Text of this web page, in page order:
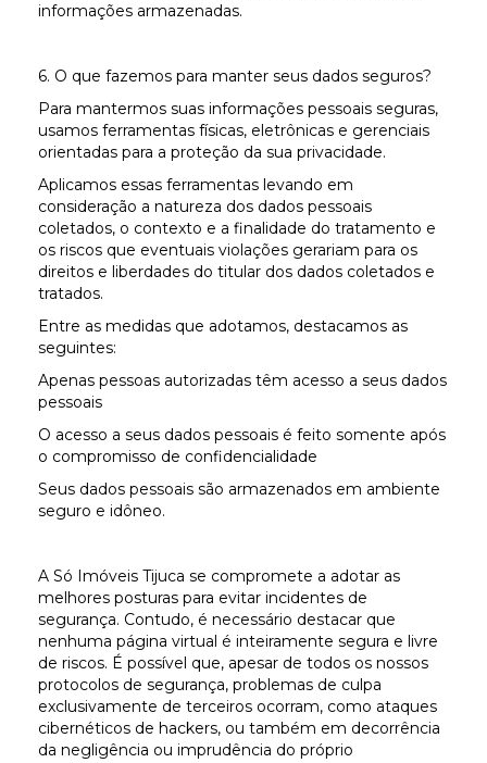
informações armazenadas.
6. O que fazemos para manter seus dados seguros?
Para mantermos suas informações pessoais seguras,
usamos ferramentas físicas, eletrônicas e gerenciais
orientadas para a proteção da sua privacidade.
Aplicamos essas ferramentas levando em
consideração a natureza dos dados pessoais
coletados, o contexto e a finalidade do tratamento e
os riscos que eventuais violações gerariam para os
direitos e liberdades do titular dos dados coletados e
tratados.
Entre as medidas que adotamos, destacamos as
seguintes:
Apenas pessoas autorizadas têm acesso a seus dados
pessoais
O acesso a seus dados pessoais é feito somente após
o compromisso de confidencialidade
Seus dados pessoais são armazenados em ambiente
seguro e idôneo.
A Só Imóveis Tijuca se compromete a adotar as
melhores posturas para evitar incidentes de
segurança. Contudo, é necessário destacar que
nenhuma página virtual é inteiramente segura e livre
de riscos. É possível que, apesar de todos os nossos
protocolos de segurança, problemas de culpa
exclusivamente de terceiros ocorram, como ataques
cibernéticos de hackers, ou também em decorrência
da negligência ou imprudência do próprio